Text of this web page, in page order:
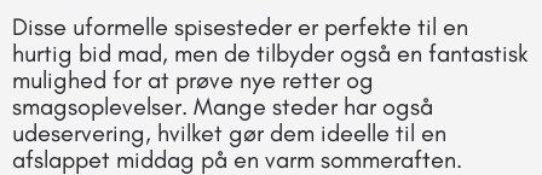
Disse uformelle spisesteder er perfekte til en
hurtig bid mad, men de tilbyder også en fantastisk
mulighed for at prøve nye retter og
smagsoplevelser. Mange steder har også
udeservering, hvilket gør dem ideelle til en
afslappet middag på en varm sommeraften.